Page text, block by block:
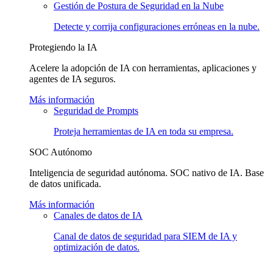
Gestión de Postura de Seguridad en la Nube
Detecte y corrija configuraciones erróneas en la nube.
Protegiendo la IA
Acelere la adopción de IA con herramientas, aplicaciones y
agentes de IA seguros.
Más información
Seguridad de Prompts
Proteja herramientas de IA en toda su empresa.
SOC Autónomo
Inteligencia de seguridad autónoma. SOC nativo de IA. Base
de datos unificada.
Más información
Canales de datos de IA
Canal de datos de seguridad para SIEM de IA y
optimización de datos.